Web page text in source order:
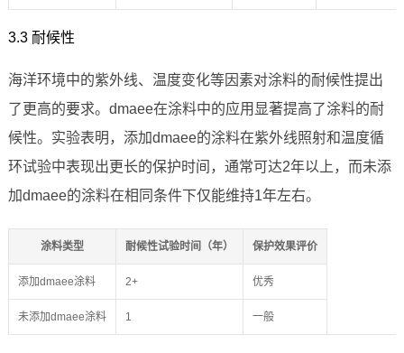
3.3 耐候性
海洋环境中的紫外线、温度变化等因素对涂料的耐候性提出
了更高的要求。dmaee在涂料中的应用显著提高了涂料的耐
候性。实验表明，添加dmaee的涂料在紫外线照射和温度循
环试验中表现出更长的保护时间，通常可达2年以上，而未添
加dmaee的涂料在相同条件下仅能维持1年左右。
涂料类型 耐候性试验时间（年） 保护效果评价
添加dmaee涂料 2+ 优秀
未添加dmaee涂料 1 一般